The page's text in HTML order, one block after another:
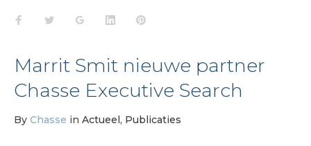
FacebookTwitterGoogle+LinkedInPinterest
Marrit Smit nieuwe partner
Chasse Executive Search
By Chasse in Actueel , Publicaties